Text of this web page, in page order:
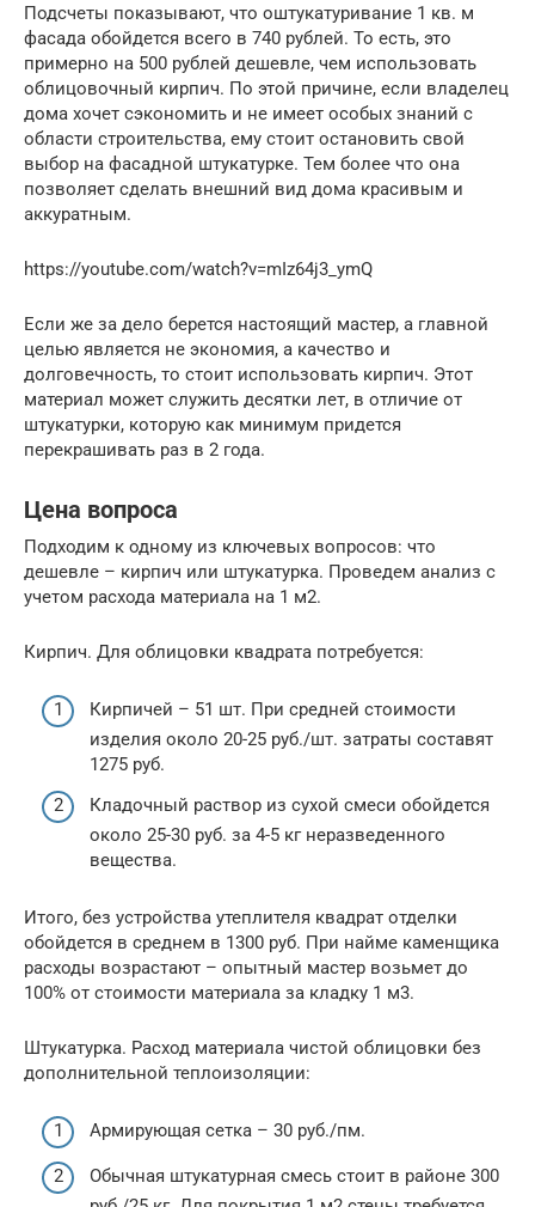
Подсчеты показывают, что оштукатуривание 1 кв. м
фасада обойдется всего в 740 рублей. То есть, это
примерно на 500 рублей дешевле, чем использовать
облицовочный кирпич. По этой причине, если владелец
дома хочет сэкономить и не имеет особых знаний с
области строительства, ему стоит остановить свой
выбор на фасадной штукатурке. Тем более что она
позволяет сделать внешний вид дома красивым и
аккуратным.
https://youtube.com/watch?v=mIz64j3_ymQ
Если же за дело берется настоящий мастер, а главной
целью является не экономия, а качество и
долговечность, то стоит использовать кирпич. Этот
материал может служить десятки лет, в отличие от
штукатурки, которую как минимум придется
перекрашивать раз в 2 года.
Цена вопроса
Подходим к одному из ключевых вопросов: что
дешевле – кирпич или штукатурка. Проведем анализ с
учетом расхода материала на 1 м2.
Кирпич. Для облицовки квадрата потребуется:
Кирпичей – 51 шт. При средней стоимости
изделия около 20-25 руб./шт. затраты составят
1275 руб.
Кладочный раствор из сухой смеси обойдется
около 25-30 руб. за 4-5 кг неразведенного
вещества.
Итого, без устройства утеплителя квадрат отделки
обойдется в среднем в 1300 руб. При найме каменщика
расходы возрастают – опытный мастер возьмет до
100% от стоимости материала за кладку 1 м3.
Штукатурка. Расход материала чистой облицовки без
дополнительной теплоизоляции:
Армирующая сетка – 30 руб./пм.
Обычная штукатурная смесь стоит в районе 300